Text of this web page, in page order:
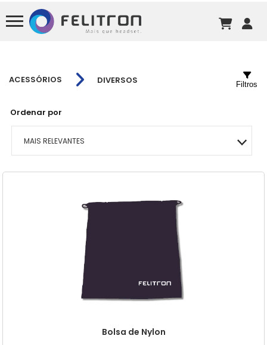
ACESSÓRIOS DIVERSOS
Ordenar por
MAIS RELEVANTES
MAIS VENDIDOS
Filtros
Bolsa de Nylon